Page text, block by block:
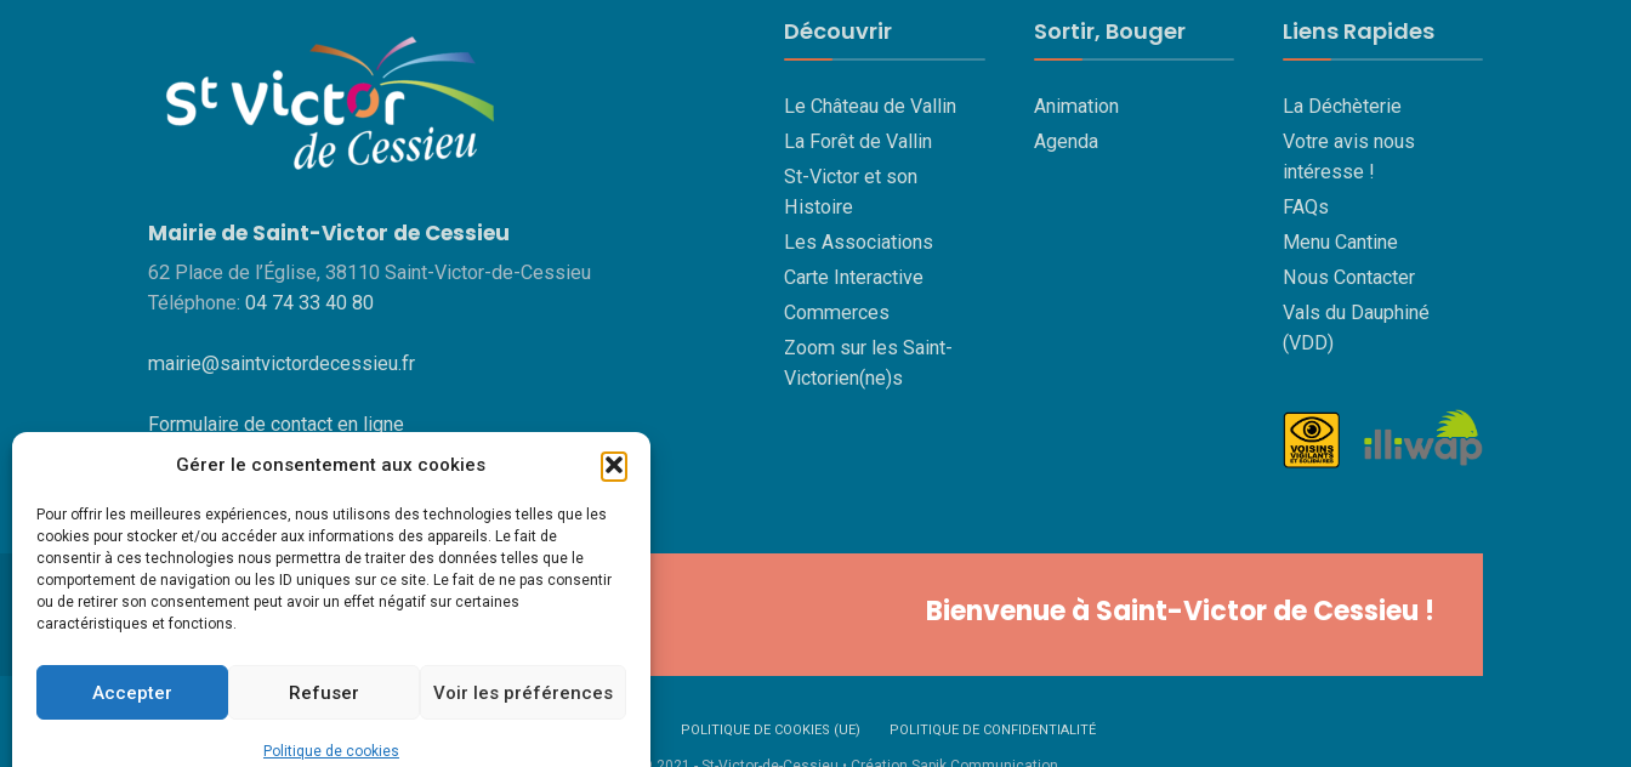
Gérer le consentement aux cookies
Pour offrir les meilleures expériences, nous utilisons des technologies telles que les
cookies pour stocker et/ou accéder aux informations des appareils. Le fait de
consentir à ces technologies nous permettra de traiter des données telles que le
comportement de navigation ou les ID uniques sur ce site. Le fait de ne pas consentir
ou de retirer son consentement peut avoir un effet négatif sur certaines
caractéristiques et fonctions.
Accepter Refuser Voir les préférences
Politique de cookies
Mairie de Saint-Victor de Cessieu
62 Place de l’Église, 38110 Saint-Victor-de-Cessieu
Téléphone: 04 74 33 40 80
mairie@saintvictordecessieu.fr
Formulaire de contact en ligne
Découvrir
Le Château de Vallin
La Forêt de Vallin
St-Victor et son
Histoire
Les Associations
Carte Interactive
Commerces
Zoom sur les Saint-
Victorien(ne)s
Sortir, Bouger
Animation
Agenda
Liens Rapides
La Déchèterie
Votre avis nous
intéresse !
FAQs
Menu Cantine
Nous Contacter
Vals du Dauphiné
(VDD)
Bienvenue à Saint-Victor de Cessieu !
POLITIQUE DE COOKIES (UE) POLITIQUE DE CONFIDENTIALITÉ